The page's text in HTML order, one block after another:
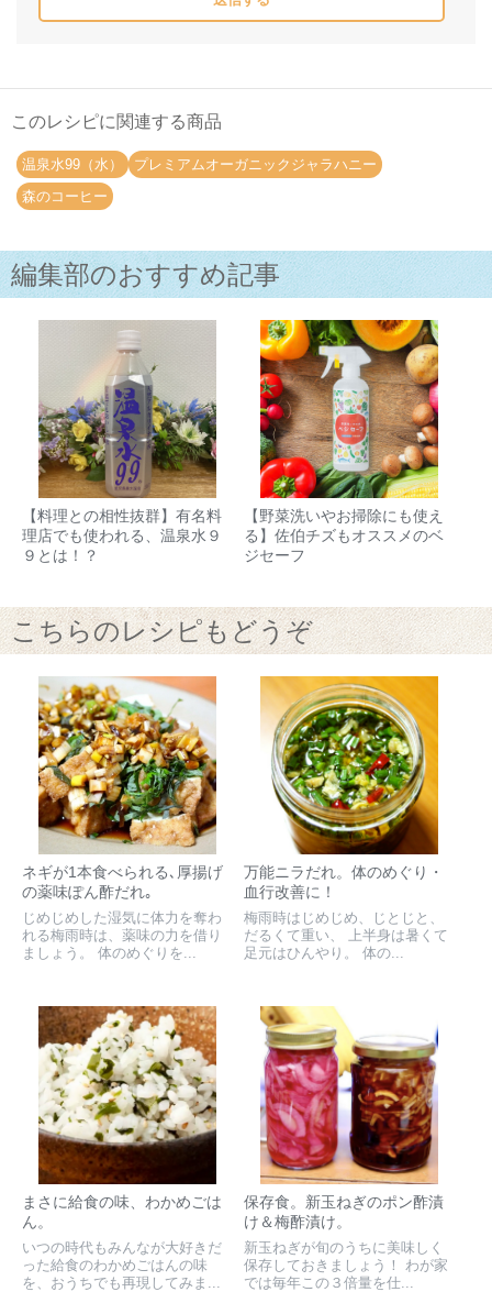
このレシピに関連する商品
温泉水99（水）
プレミアムオーガニックジャラハニー
森のコーヒー
編集部のおすすめ記事
【料理との相性抜群】有名料
理店でも使われる、温泉水９
９とは！？
【野菜洗いやお掃除にも使え
る】佐伯チズもオススメのベ
ジセーフ
こちらのレシピもどうぞ
ネギが1本食べられる､厚揚げ
の薬味ぽん酢だれ｡
じめじめした湿気に体力を奪わ
れる梅雨時は、薬味の力を借り
ましょう。 体のめぐりを...
万能ニラだれ。体のめぐり・
血行改善に！
梅雨時はじめじめ、じとじと、
だるくて重い、 上半身は暑くて
足元はひんやり。 体の...
まさに給食の味、わかめごは
ん。
いつの時代もみんなが大好きだ
った給食のわかめごはんの味
を、おうちでも再現してみま...
保存食。新玉ねぎのポン酢漬
け＆梅酢漬け。
新玉ねぎが旬のうちに美味しく
保存しておきましょう！ わが家
では毎年この３倍量を仕...